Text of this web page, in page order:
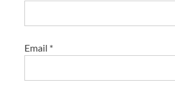
Email *